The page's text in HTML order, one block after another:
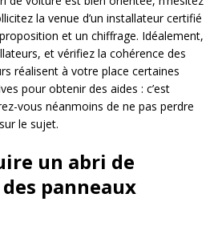
la venue d’un installateur certifié
et un chiffrage. Idéalement,
et vérifiez la cohérence des
réalisent à votre place certaines
pour obtenir des aides : c’est
vous néanmoins de ne pas perdre
le sujet.
un abri de
panneaux